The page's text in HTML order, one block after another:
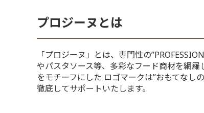
プロジーヌとは
「プロジーヌ」とは、専門性の
やパスタソース等、多彩なフード商材を網
をモチーフにした ロゴマークは”おもてなし
徹底してサポートいたします。